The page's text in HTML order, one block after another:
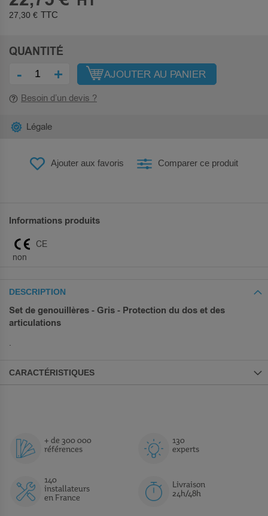
27,30 €
QUANTITÉ
- + AJOUTER AU PANIER
Besoin d’un devis ?
Ajouter aux favoris Comparer ce produit
Légale
Informations produits
non
CE
DESCRIPTION
Set de genouillères - Gris - Protection du dos et des
articulations
CARACTÉRISTIQUES
+ de 300 000
références
130
experts
140
installateurs
en France
Livraison
24h/48h